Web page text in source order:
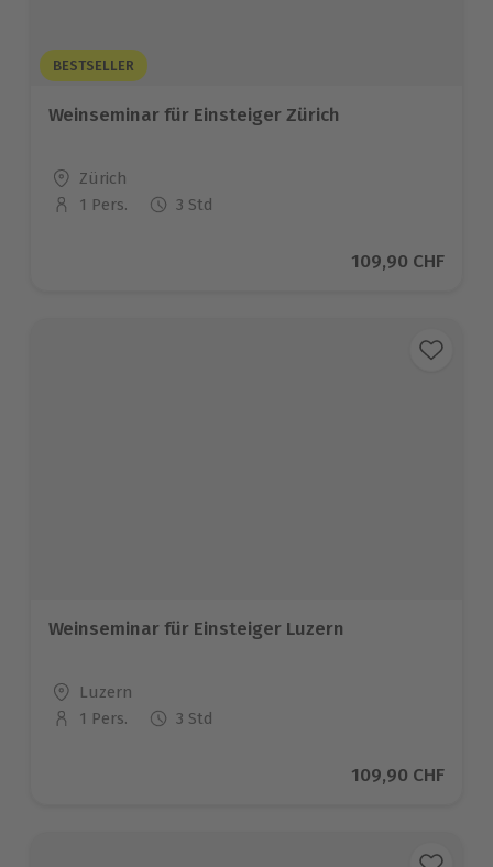
BESTSELLER
Weinseminar für Einsteiger Zürich
Standort
Zürich
Anzahl der Teilnehmer
1 Pers. 3 Std
Aktueller Preis
109,90 CHF
Weinseminar für Einsteiger Luzern
Standort
Luzern
Anzahl der Teilnehmer
1 Pers. 3 Std
Aktueller Preis
109,90 CHF